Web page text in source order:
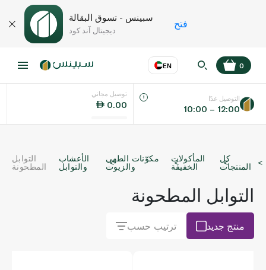
سبينس - تسوق البقالة
ديجيتال آند كود
فتح
EN
اللغة عر
KSA
0
توصيل مجاني
0.00
التوصيل غدًا
10:00 – 12:00
كل
المنتجات
المأكولات
الخفيفة
مكوّنات الطهي
والزيوت
الأعشاب
والتوابل
التوابل
المطحونة
التوابل المطحونة
منتج جديد ترتيب حسب